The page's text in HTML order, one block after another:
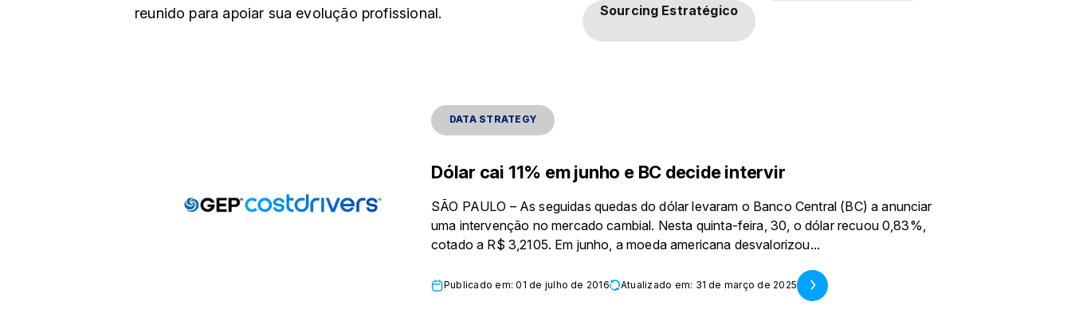
reunido para apoiar sua evolução profissional.
Sourcing Estratégico
DATA STRATEGY
Dólar cai 11% em junho e BC decide intervir
SÃO PAULO – As seguidas quedas do dólar levaram o Banco Central (BC) a anunciar
uma intervenção no mercado cambial. Nesta quinta-feira, 30, o dólar recuou 0,83%,
cotado a R$ 3,2105. Em junho, a moeda americana desvalorizou...
Publicado em: 01 de julho de 2016 Atualizado em: 31 de março de 2025